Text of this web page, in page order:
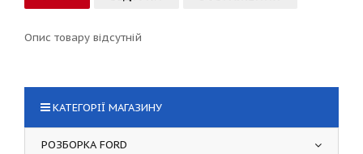
Опис товару відсутній
КАТЕГОРІЇ МАГАЗИНУ
РОЗБОРКА FORD